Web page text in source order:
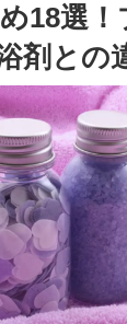
18選
剤との